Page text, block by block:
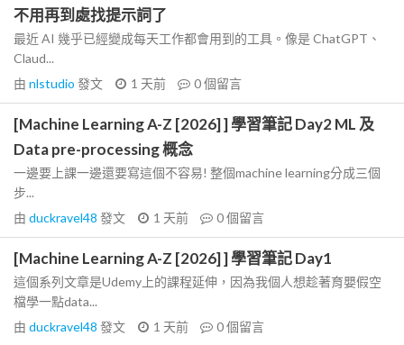
不用再到處找提示詞了
最近 AI 幾乎已經變成每天工作都會用到的工具。像是 ChatGPT、
Claud...
由 nlstudio 發文 1 天前 0個留言
[Machine Learning A-Z [2026] ] 學習筆記 Day2 ML 及
Data pre-processing 概念
一邊要上課一邊還要寫這個不容易! 整個machine learning分成三個
步...
由 duckravel48 發文 1 天前 0個留言
[Machine Learning A-Z [2026] ] 學習筆記 Day1
這個系列文章是Udemy上的課程延伸，因為我個人想趁著育嬰假空
檔學一點data...
由 duckravel48 發文 1 天前 0個留言